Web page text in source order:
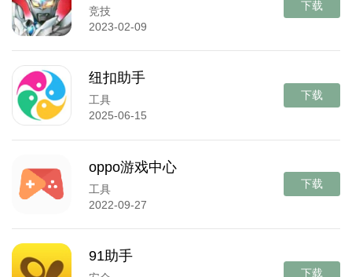
竞技
2023-02-09
下载
纽扣助手
工具
2025-06-15
下载
oppo游戏中心
工具
2022-09-27
下载
91助手
下载